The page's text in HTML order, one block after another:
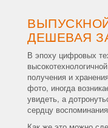
ДЕШЕВАЯ
В эпоху цифровых
получения и
фото, иногда
увидеть, а
сердцу